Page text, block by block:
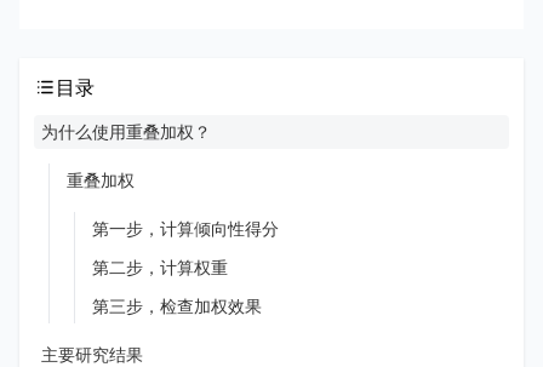
目录
为什么使用重叠加权？
重叠加权
第一步，计算倾向性得分
第二步，计算权重
第三步，检查加权效果
主要研究结果